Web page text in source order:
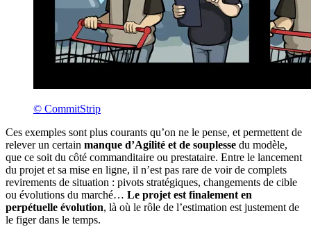
©️ CommitStrip
Ces exemples sont plus courants qu’on ne le pense, et permettent de
relever un certain manque d’Agilité et de souplesse du modèle,
que ce soit du côté commanditaire ou prestataire. Entre le lancement
du projet et sa mise en ligne, il n’est pas rare de voir de complets
revirements de situation : pivots stratégiques, changements de cible
ou évolutions du marché… Le projet est finalement en
perpétuelle évolution, là où le rôle de l’estimation est justement de
le figer dans le temps.